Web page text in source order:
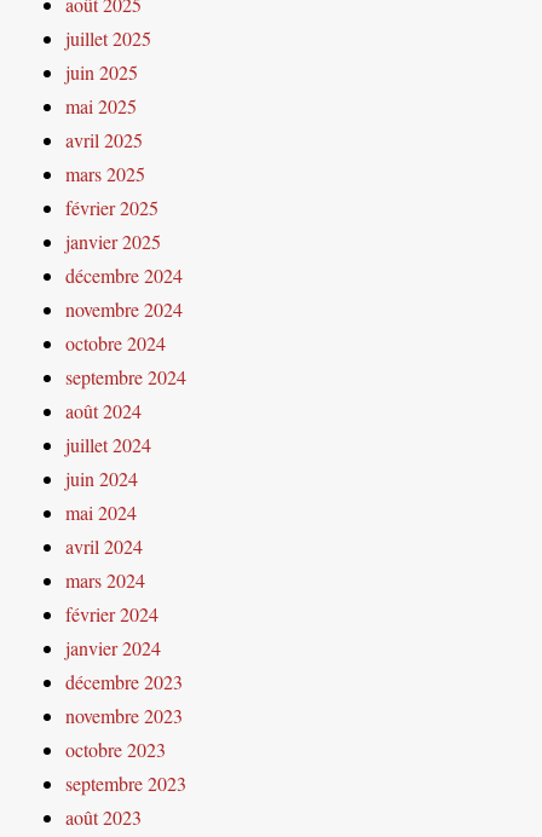
juillet 2025
juin 2025
mai 2025
avril 2025
mars 2025
février 2025
janvier 2025
décembre 2024
novembre 2024
octobre 2024
septembre 2024
août 2024
juillet 2024
juin 2024
mai 2024
avril 2024
mars 2024
février 2024
janvier 2024
décembre 2023
novembre 2023
octobre 2023
septembre 2023
août 2023